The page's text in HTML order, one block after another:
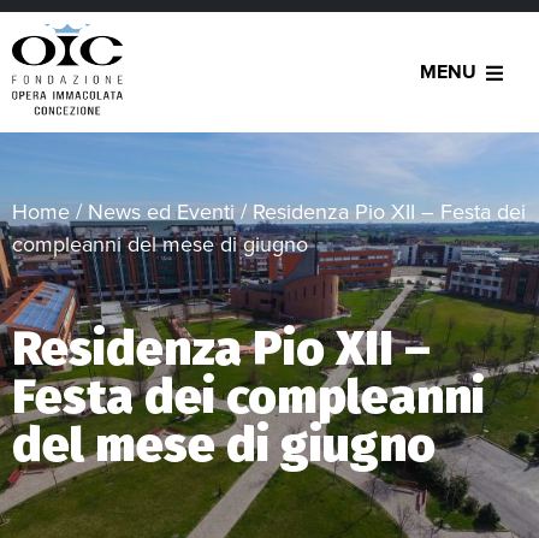
MENU
Home / News ed Eventi/ Residenza Pio XII – Festa dei
compleanni del mese di giugno
Residenza Pio XII –
Festa dei compleanni
del mese di giugno